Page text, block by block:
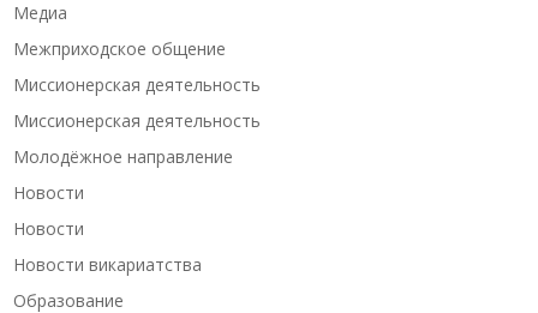
Медиа
Межприходское общение
Миссионерская деятельность
Миссионерская деятельность
Молодёжное направление
Новости
Новости
Новости викариатства
Образование